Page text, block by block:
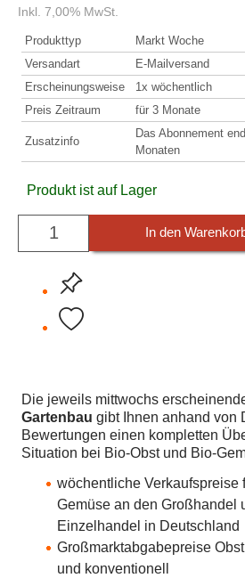
Inkl. 7,00% MwSt.
Produkttyp
Markt Woche
Versandart
E-Mailversand
Erscheinungsweise
1x wöchentlich
Preis Zeitraum
für 3 Monate
Zusatzinfo
Das Abonnement
Monaten
Produkt ist auf Lager
In den
Die jeweils mittwochs
Gartenbaugibt Ihnen anhand von
Bewertungen einen kompletten
Situation bei Bio-Obst und Bio-
wöchentliche Verkaufspreise
Gemüse an den Großhandel
Einzelhandel in Deutschland
Großmarktabgabepreise
und konventionell